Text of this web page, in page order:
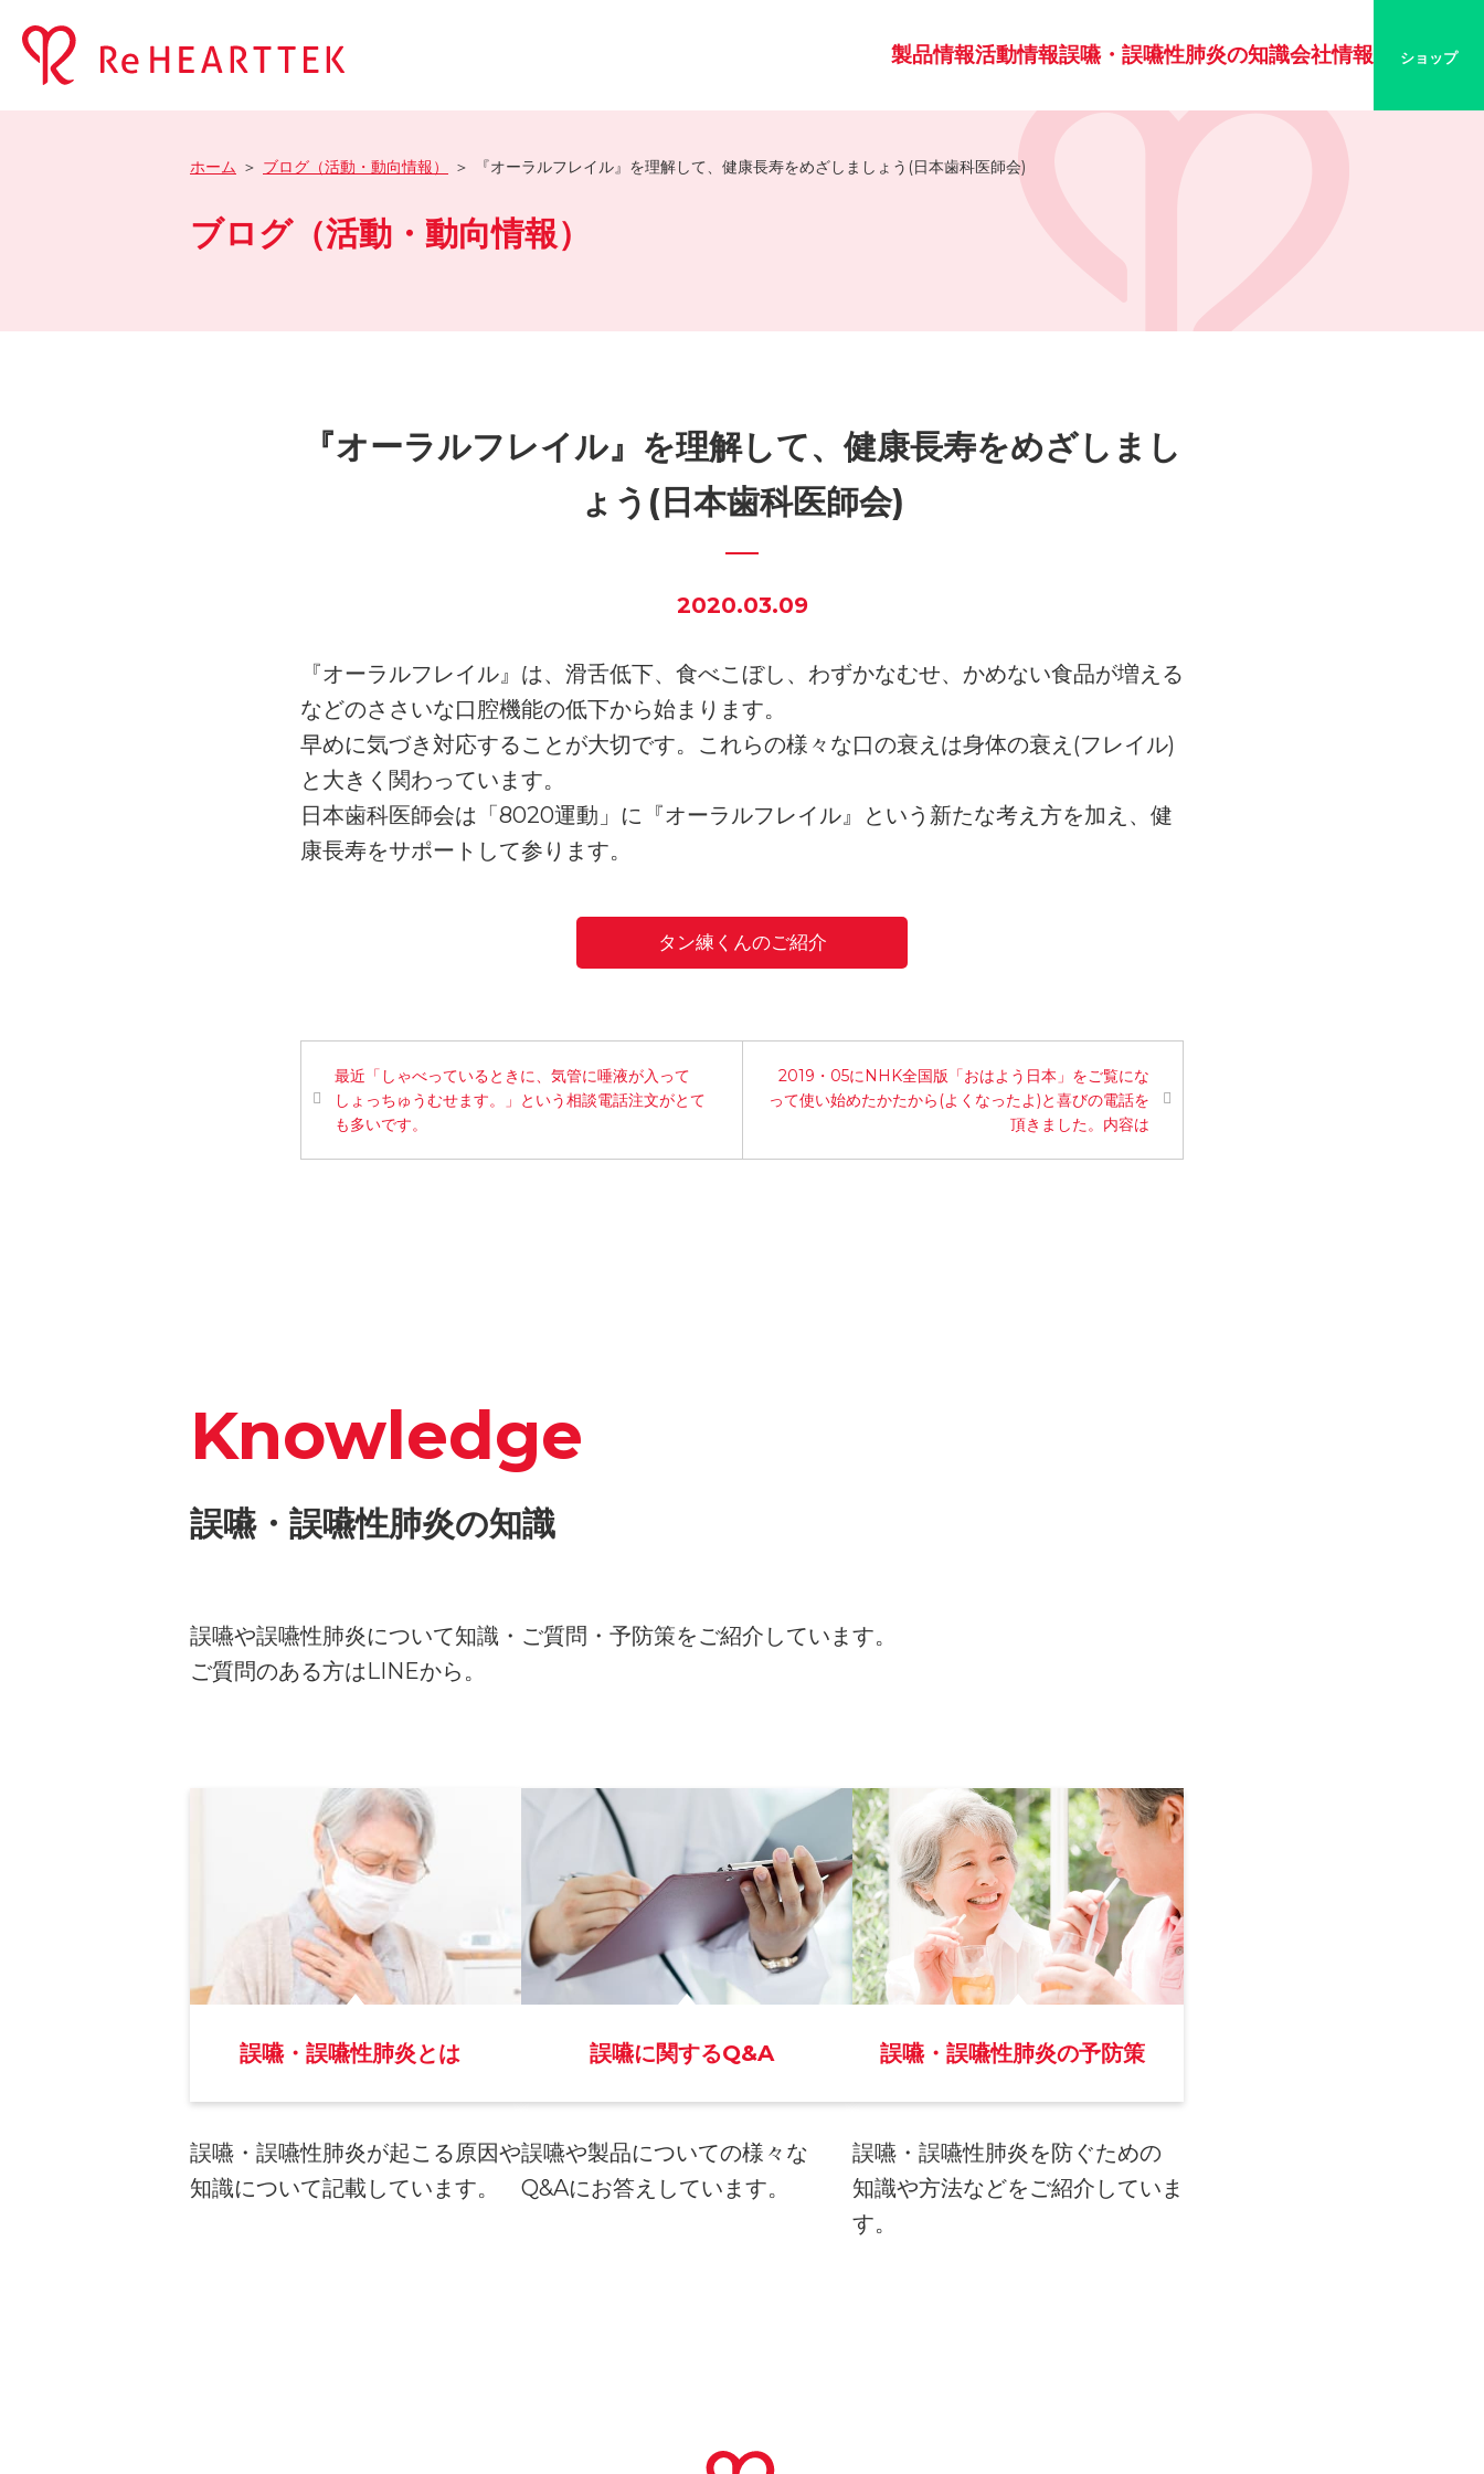
製品情報活動情報誤嚥・誤嚥性肺炎の知識会社情報 ショップ
ホーム ブログ（活動・動向情報） 『オーラルフレイル』を理解して、健康長寿をめざしましょう(日本歯科医師会)
ブログ（活動・動向情報）
『オーラルフレイル』を理解して、健康長寿をめざしまし
ょう(日本歯科医師会)
2020.03.09
『オーラルフレイル』は、滑舌低下、食べこぼし、わずかなむせ、かめない食品が増える
などのささいな口腔機能の低下から始まります。
早めに気づき対応することが大切です。これらの様々な口の衰えは身体の衰え(フレイル)
と大きく関わっています。
日本歯科医師会は「8020運動」に『オーラルフレイル』という新たな考え方を加え、健
康長寿をサポートして参ります。
タン練くんのご紹介
最近「しゃべっているときに、気管に唾液が入って
しょっちゅうむせます。」という相談電話注文がとて
も多いです。
2019・05にNHK全国版「おはよう日本」をご覧にな
って使い始めたかたから(よくなったよ)と喜びの電話を
頂きました。内容は
Knowledge
誤嚥・誤嚥性肺炎の知識
誤嚥や誤嚥性肺炎について知識・ご質問・予防策をご紹介しています。
ご質問のある方はLINEから。
誤嚥・誤嚥性肺炎とは
誤嚥・誤嚥性肺炎が起こる原因や
知識について記載しています。
誤嚥に関するQ&A
誤嚥や製品についての様々な
Q&Aにお答えしています。
誤嚥・誤嚥性肺炎の予防策
誤嚥・誤嚥性肺炎を防ぐための
知識や方法などをご紹介していま
す。